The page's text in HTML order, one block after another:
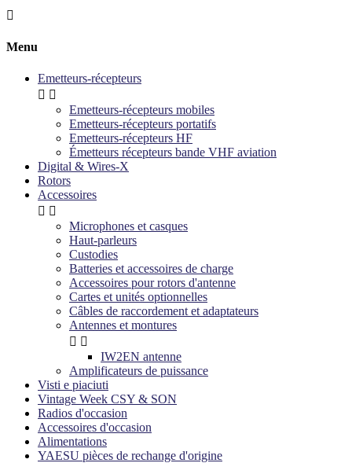

Menu
Emetteurs-récepteurs
 
Emetteurs-récepteurs mobiles
Emetteurs-récepteurs portatifs
Emetteurs-récepteurs HF
Émetteurs récepteurs bande VHF aviation
Digital & Wires-X
Rotors
Accessoires
 
Microphones et casques
Haut-parleurs
Custodies
Batteries et accessoires de charge
Accessoires pour rotors d'antenne
Cartes et unités optionnelles
Câbles de raccordement et adaptateurs
Antennes et montures
 
IW2EN antenne
Amplificateurs de puissance
Visti e piaciuti
Vintage Week CSY & SON
Radios d'occasion
Accessoires d'occasion
Alimentations
YAESU pièces de rechange d'origine